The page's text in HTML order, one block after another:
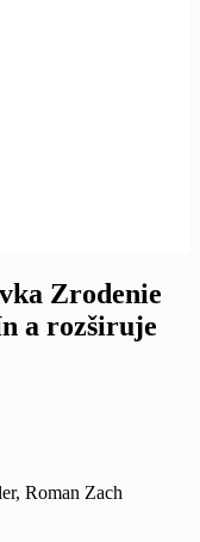
Zrodenie
a rozširuje